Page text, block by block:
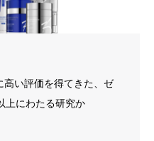
高い評価を得てきた、ゼ
上にわたる研究か